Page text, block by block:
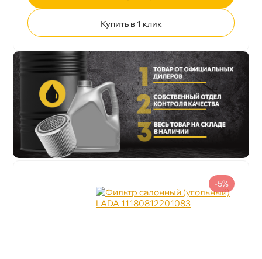
Купить в 1 клик
-5%